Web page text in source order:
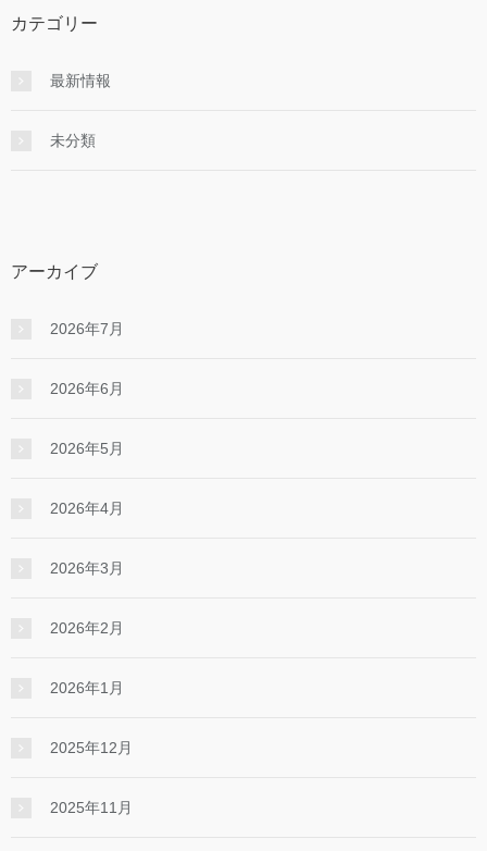
カテゴリー
最新情報
未分類
アーカイブ
2026年7月
2026年6月
2026年5月
2026年4月
2026年3月
2026年2月
2026年1月
2025年12月
2025年11月